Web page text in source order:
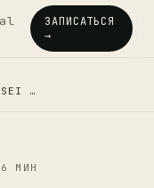
ЗАПИСАТЬСЯ
→
SEI …
6 МИН